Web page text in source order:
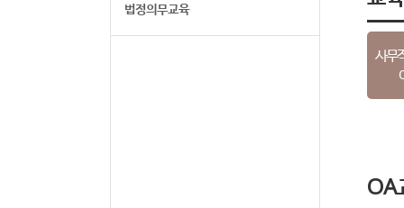
법정의무교육
사무
OA